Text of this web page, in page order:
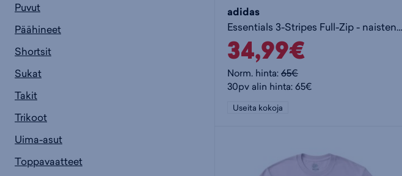
Puvut
Päähineet
Shortsit
Sukat
Takit
Trikoot
Uima-asut
Toppavaatteet
adidas
Essentials 3-Stripes Full-Zip - naisten huppari
34,99€
Norm. hinta:65€
30pv alin hinta: 65€
Useita kokoja